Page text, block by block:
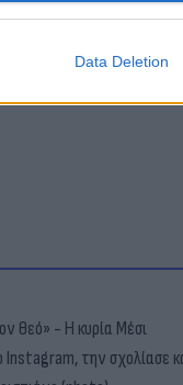
Data Deletion